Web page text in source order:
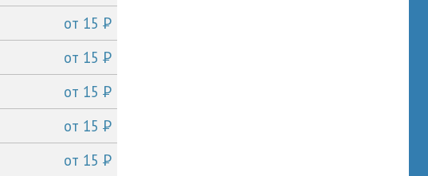
от 15P
от 15P
от 15P
от 15P
от 15P